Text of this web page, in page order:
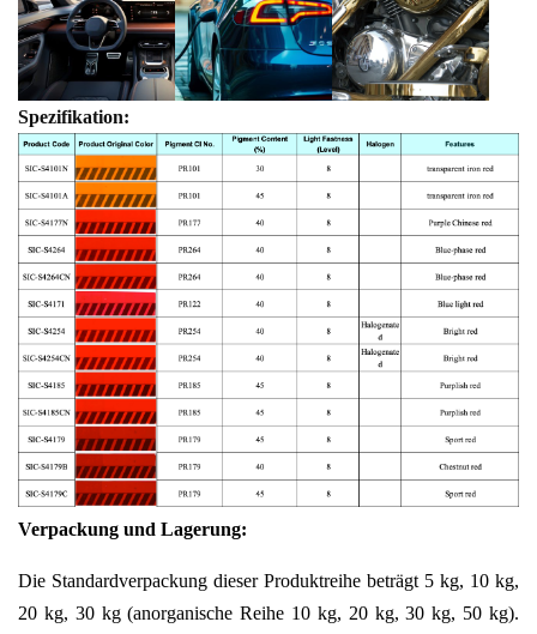
Spezifikation:
Verpackung und Lagerung:
Die Standardverpackung dieser Produktreihe beträgt 5 kg, 10 kg,
20 kg, 30 kg (anorganische Reihe 10 kg, 20 kg, 30 kg, 50 kg).